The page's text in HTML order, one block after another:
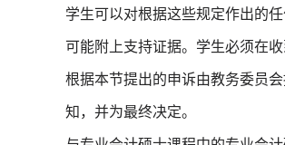
学生可以对根据这些规定作出的
可能附上支持证据。学生必须在
根据本节提出的申诉由教务委员
知，并为最终决定。